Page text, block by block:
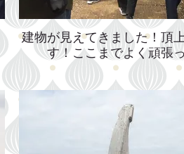
建物が見えてきました！頂
す！ここまでよく頑張